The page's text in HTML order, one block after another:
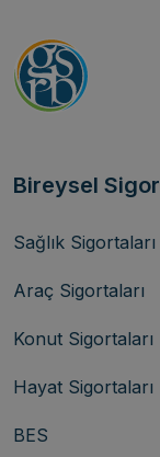
Bireysel
Sağlık Sigortaları
Araç Sigortaları
Konut Sigortaları
Hayat Sigortaları
BES